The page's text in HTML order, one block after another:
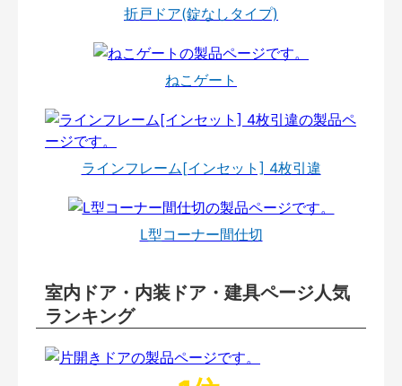
折戸ドア(錠なしタイプ)
ねこゲート
ラインフレーム[インセット] 4枚引違
L型コーナー間仕切
室内ドア・内装ドア・建具ページ人気
ランキング